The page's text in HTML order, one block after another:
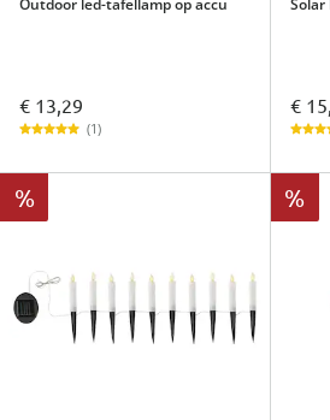
€ 13,29
(1)
€
% %